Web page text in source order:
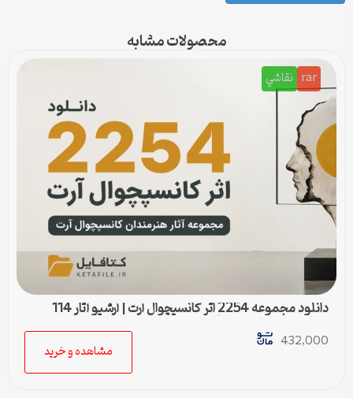
محصولات مشابه
rar نقاشي
دانلود مجموعه 2254 اثر کانسپچوال آرت | آرشیو آثار 114
هنرمند برجسته هنر مفهومی
432,000
مشاهده و خرید